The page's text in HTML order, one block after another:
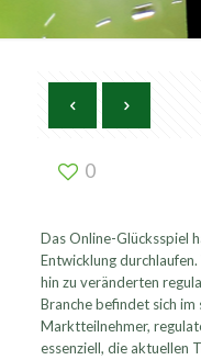
0
Das Online-Glücksspiel
Entwicklung
hin zu veränderten
Branche befindet sich
Marktteilnehmer,
essenziell, die aktuellen